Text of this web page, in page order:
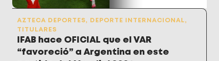
AZTECA DEPORTES, DEPORTE INTERNACIONAL,
TITULARES
IFAB hace OFICIAL que el VAR
“favoreció” a Argentina en este